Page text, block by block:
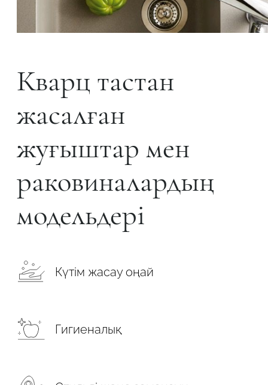
Кварц тастан
жасалған
жуғыштар мен
раковиналардың
модельдері
Күтім жасау оңай
Гигиеналық